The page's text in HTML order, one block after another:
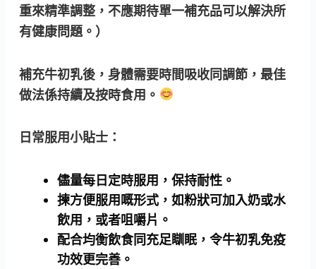
重來精準調整，不應期待單一補充品可以解決所
有健康問題。）
補充牛初乳後，身體需要時間吸收同調節，最佳
做法係持續及按時食用。
日常服用小貼士：
儘量每日定時服用，保持耐性。
揀方便服用嘅形式，如粉狀可加入奶或水
飲用，或者咀嚼片。
配合均衡飲食同充足瞓眠，令牛初乳免疫
功效更完善。